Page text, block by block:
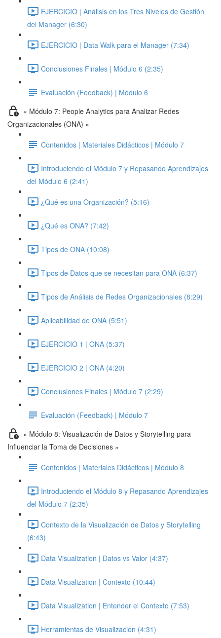
EJERCICIO | Análisis en los Tres Niveles de Gestión
del Manager (6:30)
EJERCICIO | Data Walk para el Manager (7:34)
Conclusiones Finales | Módulo 6 (2:35)
Evaluación (Feedback) | Módulo 6
« Módulo 7: People Analytics para Analizar Redes
Organizacionales (ONA) »
Contenidos | Materiales Didácticos | Módulo 7
Introduciendo el Módulo 7 y Repasando Aprendizajes
del Módulo 6 (2:41)
¿Qué es una Organización? (5:16)
¿Qué es ONA? (7:42)
Tipos de ONA (10:08)
Tipos de Datos que se necesitan para ONA (6:37)
Tipos de Análisis de Redes Organizacionales (8:29)
Aplicabilidad de ONA (5:51)
EJERCICIO 1 | ONA (5:37)
EJERCICIO 2 | ONA (4:20)
Conclusiones Finales | Módulo 7 (2:29)
Evaluación (Feedback) | Módulo 7
« Módulo 8: Visualización de Datos y Storytelling para
Influenciar la Toma de Decisiones »
Contenidos | Materiales Didácticos | Módulo 8
Introduciendo el Módulo 8 y Repasando Aprendizajes
del Módulo 7 (2:35)
Contexto de la Visualización de Datos y Storytelling
(6:43)
Data Visualization | Datos vs Valor (4:37)
Data Visualization | Contexto (10:44)
Data Visualization | Entender el Contexto (7:53)
Herramientas de Visualización (4:31)